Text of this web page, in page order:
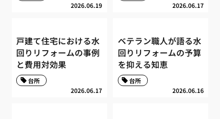
2026.06.19 2026.06.17
戸建て住宅における水
回りリフォームの事例
と費用対効果
2026.06.17
台所
ベテラン職人が語る水
回りリフォームの予算
を抑える知恵
2026.06.16
台所